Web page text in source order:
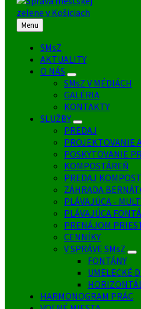
Menu
SMsZ
AKTUALITY
O NÁS
SMsZ V MÉDIÁCH
GALÉRIA
KONTAKTY
SLUŽBY
PREDAJ
PROJEKTOVANIE
POSKYTOVANIE
KOMPOSTÁREŇ
PREDAJ
ZÁHRADA
PLÁVAJÚCA -
PLÁVAJÚCA
PRENÁJOM
CENNÍKY
V SPRÁVE SMsZ
FONTÁNY
UMELECKÉ
HARMONOGRAM PRÁC